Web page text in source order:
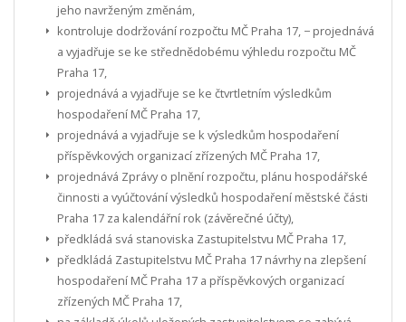
jeho navrženým změnám,
kontroluje dodržování rozpočtu MČ Praha 17, − projednává
a vyjadřuje se ke střednědobému výhledu rozpočtu MČ
Praha 17,
projednává a vyjadřuje se ke čtvrtletním výsledkům
hospodaření MČ Praha 17,
projednává a vyjadřuje se k výsledkům hospodaření
příspěvkových organizací zřízených MČ Praha 17,
projednává Zprávy o plnění rozpočtu, plánu hospodářské
činnosti a vyúčtování výsledků hospodaření městské části
Praha 17 za kalendářní rok (závěrečné účty),
předkládá svá stanoviska Zastupitelstvu MČ Praha 17,
předkládá Zastupitelstvu MČ Praha 17 návrhy na zlepšení
hospodaření MČ Praha 17 a příspěvkových organizací
zřízených MČ Praha 17,